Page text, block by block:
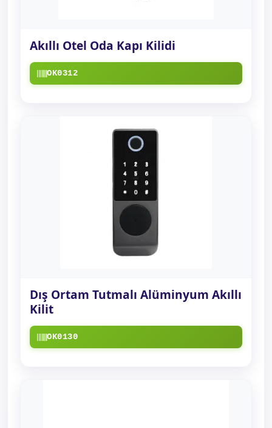
Akıllı Otel Oda Kapı Kilidi
OK0312
Dış Ortam Tutmalı Alüminyum Akıllı
Kilit
OK0130